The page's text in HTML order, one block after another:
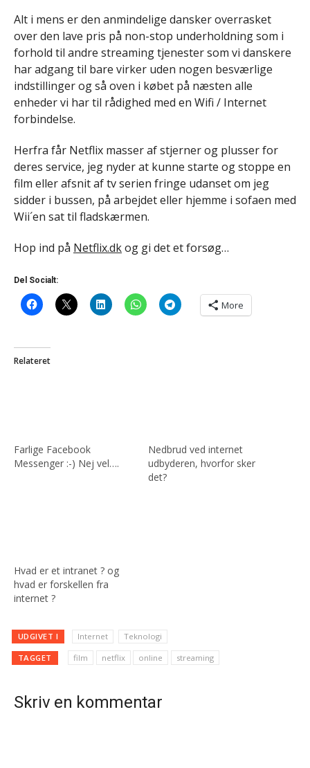
Alt i mens er den anmindelige dansker overrasket
over den lave pris på non-stop underholdning som i
forhold til andre streaming tjenester som vi danskere
har adgang til bare virker uden nogen besværlige
indstillinger og så oven i købet på næsten alle
enheder vi har til rådighed med en Wifi / Internet
forbindelse.
Herfra får Netflix masser af stjerner og plusser for
deres service, jeg nyder at kunne starte og stoppe en
film eller afsnit af tv serien fringe udanset om jeg
sidder i bussen, på arbejdet eller hjemme i sofaen med
Wii´en sat til fladskærmen.
Hop ind på Netflix.dkog gi det et forsøg…
Del Socialt:
More
Relateret
Farlige Facebook
Messenger :-) Nej vel….
Nedbrud ved internet
udbyderen, hvorfor sker
det?
Hvad er et intranet ? og
hvad er forskellen fra
internet ?
UDGIVET I Internet Teknologi
TAGGET film netflix online streaming
Skriv en kommentar